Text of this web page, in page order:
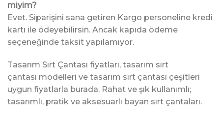
miyim?
Evet. Siparişini sana getiren Kargo personeline kredi
kartı ile ödeyebilirsin. Ancak kapıda ödeme
seçeneğinde taksit yapılamıyor.
Tasarım Sırt Çantası fiyatları, tasarım sırt
çantası modelleri ve tasarım sırt çantası çeşitleri
uygun fiyatlarla burada. Rahat ve şık kullanımlı;
tasarımlı, pratik ve aksesuarlı bayan sırt çantaları.